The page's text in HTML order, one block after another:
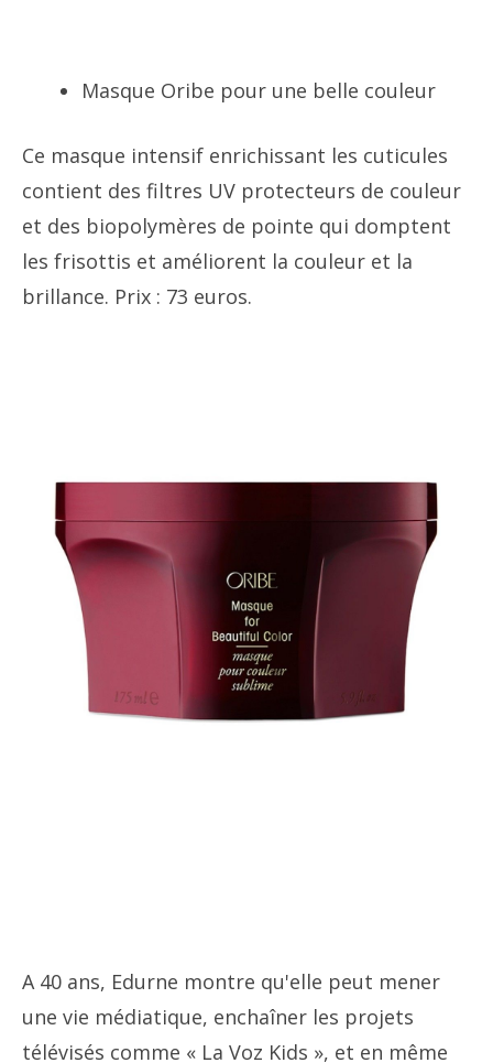
Masque Oribe pour une belle couleur
Ce masque intensif enrichissant les cuticules
contient des filtres UV protecteurs de couleur
et des biopolymères de pointe qui domptent
les frisottis et améliorent la couleur et la
brillance. Prix ​​: 73 euros.
A 40 ans, Edurne montre qu'elle peut mener
une vie médiatique, enchaîner les projets
télévisés comme « La Voz Kids », et en même